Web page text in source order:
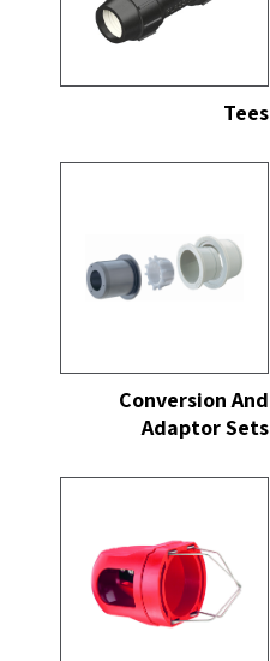
Tees
Conversion And
Adaptor Sets